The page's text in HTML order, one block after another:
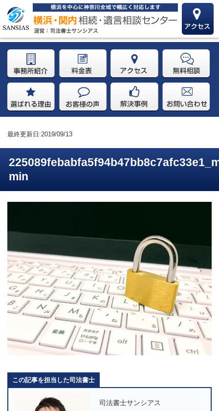
最終更新日:2019/09/13
min
この記事を担当した司法書士
司法書士サンシアス